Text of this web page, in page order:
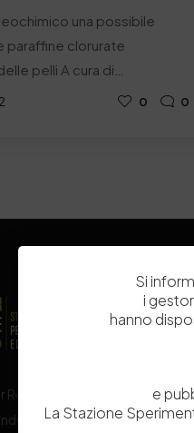
una possibile
paraffine clorurate
pelli A cura di…
0 0
Regio Decreto nel 1885, la
delle Pelli e delle materie
Si
i
hanno
e
La Stazione